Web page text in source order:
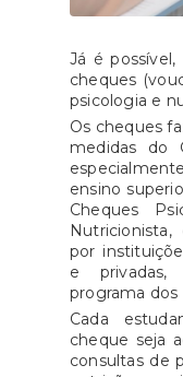
Já é
cheques
psicologia e
Os cheques
medidas do
ensino
Cheques
por
e
programa dos
Cada
cheque seja
consultas de